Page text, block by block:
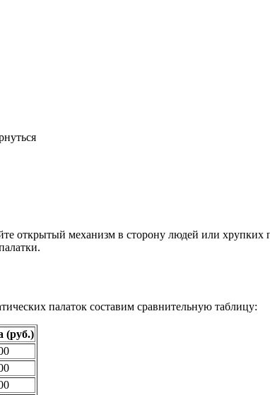
открытый механизм в сторону людей или
палаток составим сравнительную таблицу:
(руб.)